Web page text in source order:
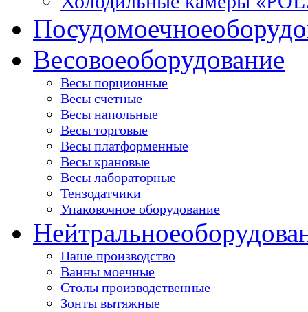
Посудомоечное
Весовоеоборудование
Весы порционные
Весы счетные
Весы напольные
Весы торговые
Весы платформенные
Весы крановые
Весы лабораторные
Тензодатчики
Упаковочное оборудование
Нейтральное
Наше производство
Ванны моечные
Столы производственные
Зонты вытяжные